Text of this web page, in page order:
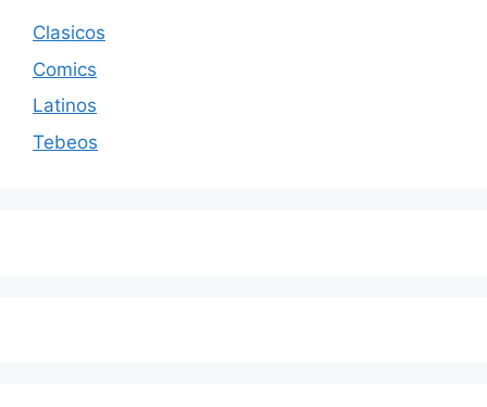
Clasicos
Comics
Latinos
Tebeos